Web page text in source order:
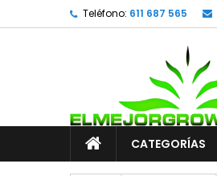
Teléfono: 611 687 565
CATEGORÍAS